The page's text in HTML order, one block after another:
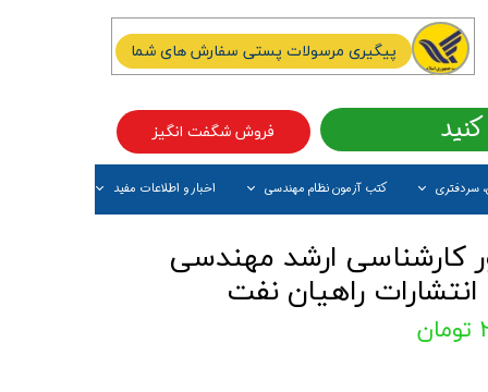
سردفتری کتب آزمون نظام مهندسی اخبار و اطلاعات مفید
فروش شگفت انگیز
پیگیری مرسولات پستی سفارش های شما
کارشناسی ارشد مهندسی